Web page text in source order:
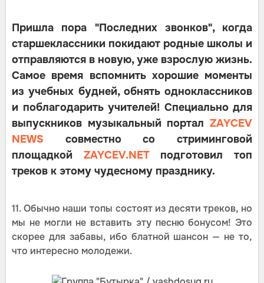
Пришла пора "Последних звонков", когда
старшеклассники покидают родные школы и
отправляются в новую, уже взрослую жизнь.
Самое время вспомнить хорошие моменты
из учебных будней, обнять одноклассников
и поблагодарить учителей! Специально для
выпускников музыкальный портал ZAYCEV
NEWS совместно со стриминговой
площадкой ZAYCEV.NETподготовил топ
треков к этому чудесному празднику.
11. Обычно наши топы состоят из десяти треков, но
мы не могли не вставить эту песню бонусом! Это
скорее для забавы, ибо блатной шансон — не то,
что интересно молодежи.